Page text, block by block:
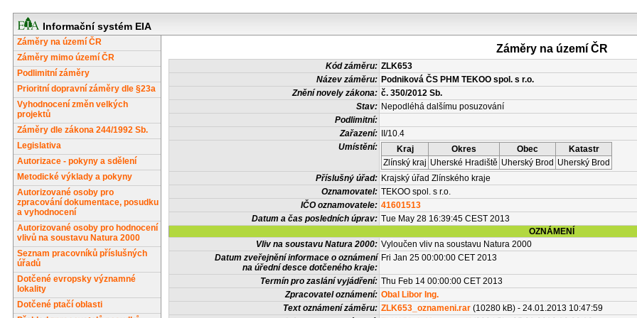
Informační systém EIA
Záměry na území ČR
Záměry mimo území ČR
Podlimitní záměry
Prioritní dopravní záměry dle §23a
Vyhodnocení změn velkých
projektů
Záměry dle zákona 244/1992 Sb.
Legislativa
Autorizace - pokyny a sdělení
Metodické výklady a pokyny
Autorizované osoby pro
zpracování dokumentace, posudku
a vyhodnocení
Autorizované osoby pro hodnocení
vlivů na soustavu Natura 2000
Seznam pracovníků příslušných
úřadů
Dotčené evropsky významné
lokality
Dotčené ptačí oblasti
Záměry na území ČR
Kód záměru: ZLK653
Název záměru: Podniková ČS PHM TEKOO spol. s r.o.
Znění novely zákona: č. 350/2012 Sb.
Stav: Nepodléhá dalšímu posuzování
Podlimitní:
Zařazení:
II/10.4
Umístění:
Kraj Okres Obec
Katastr
Zlínský kraj Uherské Hradiště Uherský Brod Uherský Brod
Příslušný úřad: Krajský úřad Zlínského kraje
Oznamovatel: TEKOO spol. s r.o.
IČO oznamovatele: 41601513
Datum a čas posledních úprav: Tue May 28 16:39:45 CEST 2013
OZNÁMENÍ
Vliv na soustavu Natura 2000: Vyloučen vliv na soustavu Natura 2000
Datum zveřejnění informace o oznámení
na úřední desce dotčeného kraje:
Fri Jan 25 00:00:00 CET 2013
Termín pro zaslání vyjádření: Thu Feb 14 00:00:00 CET 2013
Zpracovatel oznámení: Obal Libor Ing.
Text oznámení záměru: ZLK653_oznameni.rar (10280 kB) - 24.01.2013 10:47:59